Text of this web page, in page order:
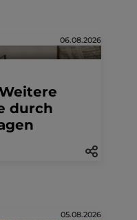
06.08.2026
durch
05.08.2026